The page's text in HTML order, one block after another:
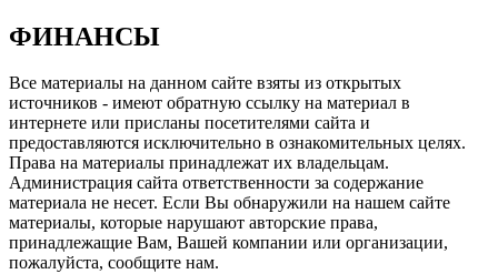
ФИНАНСЫ
Все материалы на данном сайте взяты из открытых
источников - имеют обратную ссылку на материал в
интернете или присланы посетителями сайта и
предоставляются исключительно в ознакомительных целях.
Права на материалы принадлежат их владельцам.
Администрация сайта ответственности за содержание
материала не несет. Если Вы обнаружили на нашем сайте
материалы, которые нарушают авторские права,
принадлежащие Вам, Вашей компании или организации,
пожалуйста, сообщите нам.